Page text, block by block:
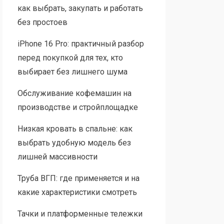
как выбрать, закупать и работать
без простоев
iPhone 16 Pro: практичный разбор
перед покупкой для тех, кто
выбирает без лишнего шума
Обслуживание кофемашин на
производстве и стройплощадке
Низкая кровать в спальне: как
выбрать удобную модель без
лишней массивности
Труба ВГП: где применяется и на
какие характеристики смотреть
Тачки и платформенные тележки